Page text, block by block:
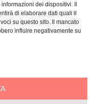
dei dispositivi. Il
di elaborare dati quali il
su questo sito. Il mancato
influire negativamente su
FILANTROPICO ETS
N. 103422
235 – 65124, PESCARA